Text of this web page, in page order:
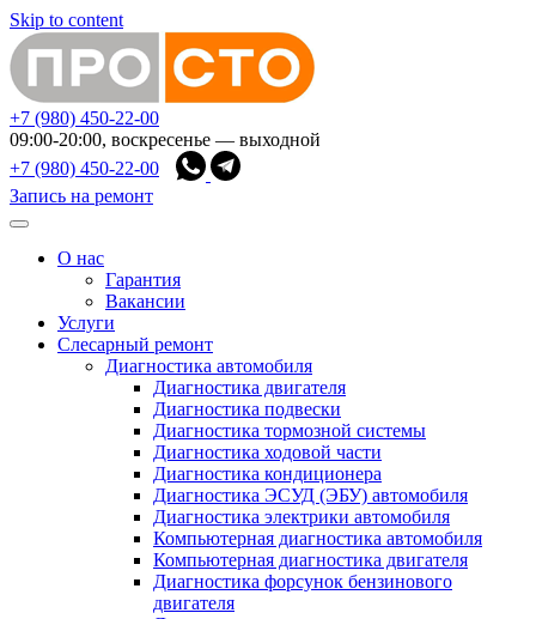
Skip to content
+7 (980) 450-22-00
09:00-20:00, воскресенье — выходной
+7 (980) 450-22-00
Запись на ремонт
О нас
Гарантия
Вакансии
Услуги
Слесарный ремонт
Диагностика автомобиля
Диагностика двигателя
Диагностика подвески
Диагностика тормозной системы
Диагностика ходовой части
Диагностика кондиционера
Диагностика ЭСУД (ЭБУ) автомобиля
Диагностика электрики автомобиля
Компьютерная диагностика автомобиля
Компьютерная диагностика двигателя
Диагностика форсунок бензинового
двигателя